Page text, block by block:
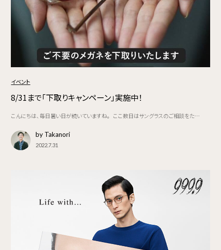
イベント
8/31まで「下取りキャンペーン」実施中！
こんにちは、毎日暑い日が続いていますね。 ここ数日はサングラスのご相談をた…
by Takanori
2022.7.31